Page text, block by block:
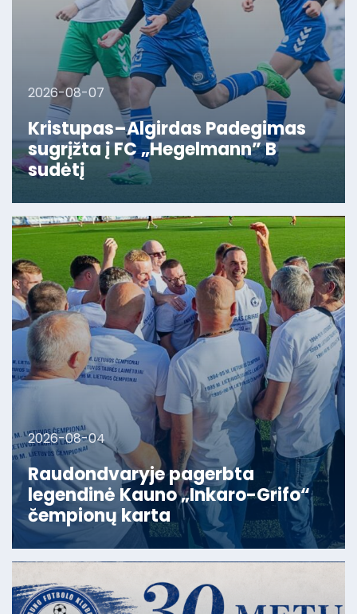
2026-08-07
Kristupas–Algirdas Padegimas
sugrįžta į FC „Hegelmann” B
sudėtį
2026-08-04
Raudondvaryje pagerbta
legendinė Kauno „Inkaro-Grifo“
čempionų karta